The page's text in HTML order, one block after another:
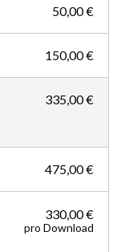
50,00 €
150,00 €
335,00 €
475,00 €
330,00 €
pro Download